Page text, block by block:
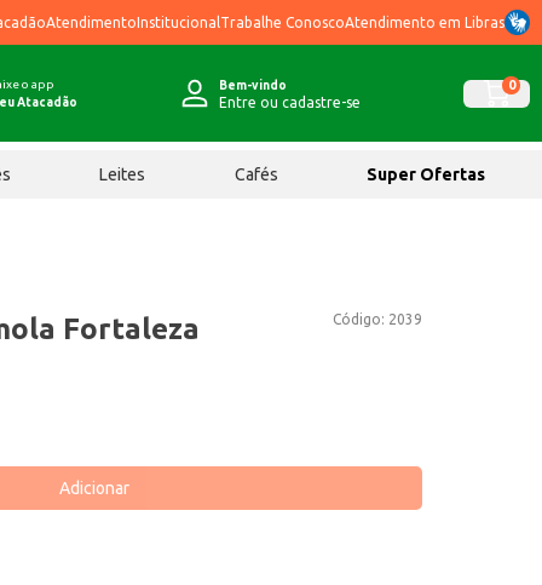
AtendimentoInstitucional Trabalhe ConoscoAtendimento em Libras
o app
Atacadão
Bem-vindo
Entre ou cadastre-se
0
Leites Cafés Super Ofertas
Código: 2039
Fortaleza
Adicionar